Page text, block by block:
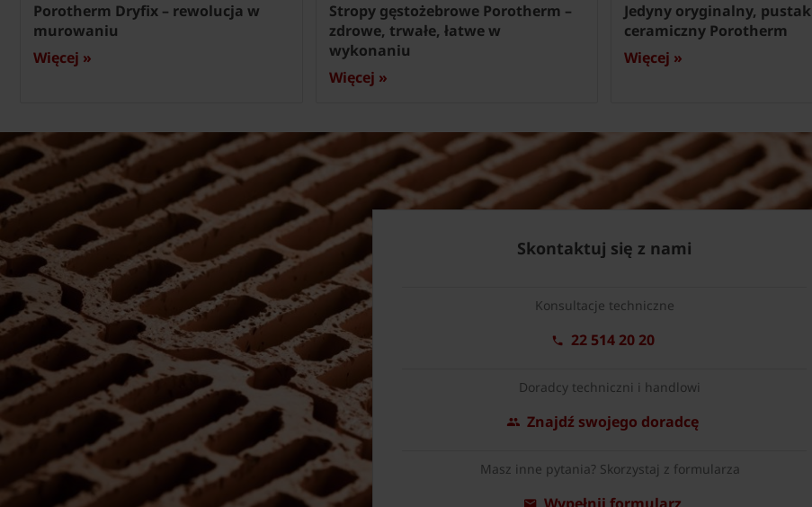
Porotherm Dryfix – rewolucja w
murowaniu
Więcej »
Stropy gęstożebrowe Porotherm –
zdrowe, trwałe, łatwe w
wykonaniu
Więcej »
Jedyny oryginalny, pustak
ceramiczny Porotherm
Więcej »
Skontaktuj się z nami
Konsultacje techniczne
22 514 20 20
Doradcy techniczni i handlowi
Znajdź swojego doradcę
Masz inne pytania? Skorzystaj z formularza